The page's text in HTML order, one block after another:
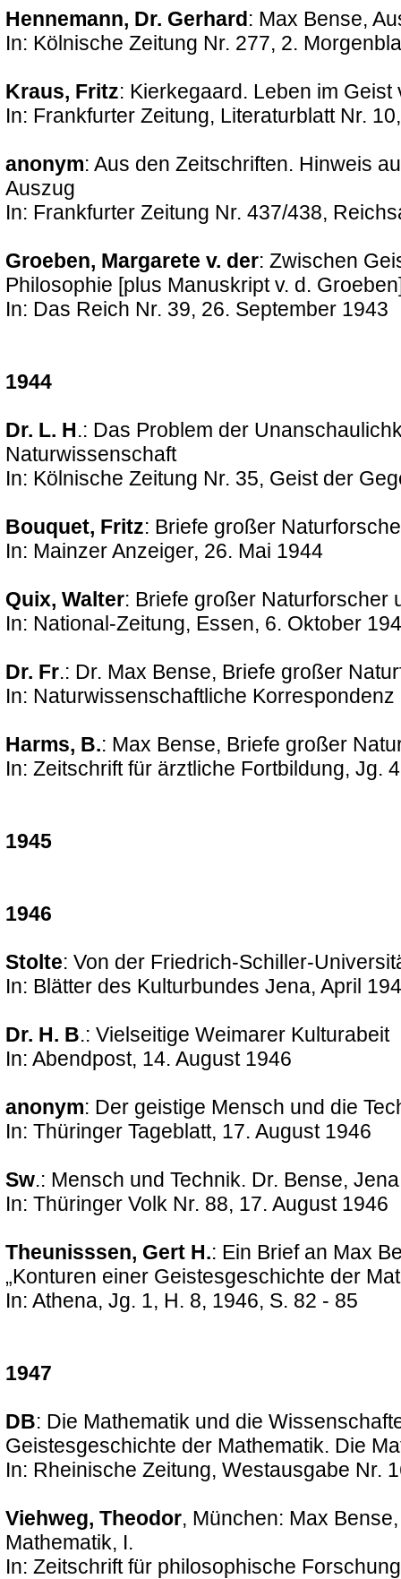
Hennemann, Dr. Gerhard: Max Bense,
In: Kölnische Zeitung Nr. 277, 2.
Kraus, Fritz: Kierkegaard. Leben im Geist
In: Frankfurter Zeitung, Literaturblatt Nr.
anonym: Aus den Zeitschriften. Hinweis
Auszug
In: Frankfurter Zeitung Nr. 437/438,
Groeben, Margarete v. der: Zwischen
Philosophie [plus Manuskript v. d.
In: Das Reich Nr. 39, 26. September 1943
1944
Dr. L. H.: Das Problem der
Naturwissenschaft
In: Kölnische Zeitung Nr. 35, Geist der
Bouquet, Fritz: Briefe großer
In: Mainzer Anzeiger, 26. Mai 1944
Quix, Walter: Briefe großer Naturforscher
In: National-Zeitung, Essen, 6. Oktober
Dr. Fr.: Dr. Max Bense, Briefe großer
In: Naturwissenschaftliche
Harms, B.: Max Bense, Briefe großer
In: Zeitschrift für ärztliche Fortbildung, Jg.
1945
1946
Stolte: Von der Friedrich-Schiller-
In: Blätter des Kulturbundes Jena, April
Dr. H. B.: Vielseitige Weimarer Kulturabeit
In: Abendpost, 14. August 1946
anonym: Der geistige Mensch und die
In: Thüringer Tageblatt, 17. August 1946
Sw.: Mensch und Technik. Dr. Bense,
In: Thüringer Volk Nr. 88, 17. August 1946
Theunisssen, Gert H.: Ein Brief an Max
„Konturen einer Geistesgeschichte der
In: Athena, Jg. 1, H. 8, 1946, S. 82 - 85
1947
DB: Die Mathematik und die
Geistesgeschichte der Mathematik. Die
In: Rheinische Zeitung, Westausgabe Nr.
Viehweg, Theodor, München: Max
Mathematik, I.
In: Zeitschrift für philosophische